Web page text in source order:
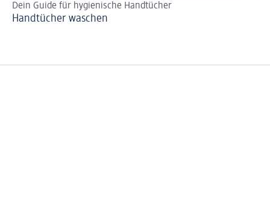
Dein Guide für hygienische Handtücher
Handtücher waschen